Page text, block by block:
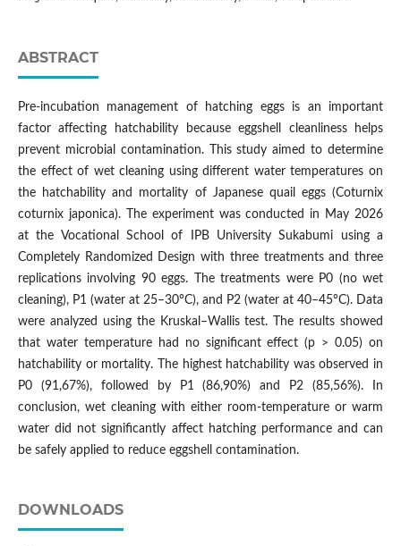
ABSTRACT
Pre-incubation management of hatching eggs is an important
factor affecting hatchability because eggshell cleanliness helps
prevent microbial contamination. This study aimed to determine
the effect of wet cleaning using different water temperatures on
the hatchability and mortality of Japanese quail eggs (Coturnix
coturnix japonica). The experiment was conducted in May 2026
at the Vocational School of IPB University Sukabumi using a
Completely Randomized Design with three treatments and three
replications involving 90 eggs. The treatments were P0 (no wet
cleaning), P1 (water at 25–30°C), and P2 (water at 40–45°C). Data
were analyzed using the Kruskal–Wallis test. The results showed
that water temperature had no significant effect (p > 0.05) on
hatchability or mortality. The highest hatchability was observed in
P0 (91,67%), followed by P1 (86,90%) and P2 (85,56%). In
conclusion, wet cleaning with either room-temperature or warm
water did not significantly affect hatching performance and can
be safely applied to reduce eggshell contamination.
DOWNLOADS